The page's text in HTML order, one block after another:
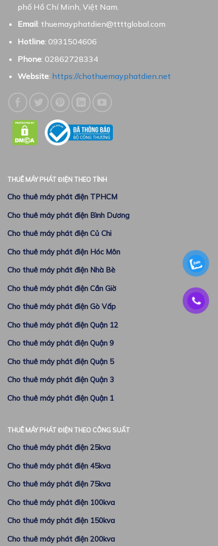
phố Hồ Chí Minh, Việt Nam.
Email: thuemayphatdien@ttttglobal.com
Hotline: 0931504606
Phone: 02862728334
Website: https://chothuemayphatdien.net
THUÊ MÁY PHÁT ĐIỆN THEO TỈNH
Cho thuê máy phát điện TPHCM
Cho thuê máy phát điện Bình Dương
Cho thuê máy phát điện Củ Chi
Cho thuê máy phát điện Hóc Môn
Cho thuê máy phát điện Nhà Bè
Cho thuê máy phát điện Cần Giờ
Cho thuê máy phát điện Gò Vấp
Cho thuê máy phát điện Quận 12
Cho thuê máy phát điện Quận 9
Cho thuê máy phát điện Quận 5
Cho thuê máy phát điện Quận 3
Cho thuê máy phát điện Quận 1
THUÊ MÁY PHÁT ĐIỆN THEO CÔNG SUẤT
Cho thuê máy phát điện 25kva
Cho thuê máy phát điện 45kva
Cho thuê máy phát điện 75kva
Cho thuê máy phát điện 100kva
Cho thuê máy phát điện 150kva
Cho thuê máy phát điện 200kva